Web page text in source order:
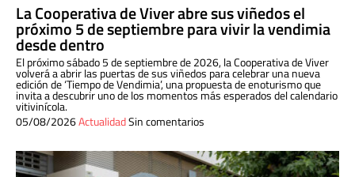
La Cooperativa de Viver abre sus viñedos el
próximo 5 de septiembre para vivir la vendimia
desde dentro
El próximo sábado 5 de septiembre de 2026, la Cooperativa de Viver
volverá a abrir las puertas de sus viñedos para celebrar una nueva
edición de ‘Tiempo de Vendimia’, una propuesta de enoturismo que
invita a descubrir uno de los momentos más esperados del calendario
vitivinícola.
05/08/2026ActualidadSin comentarios